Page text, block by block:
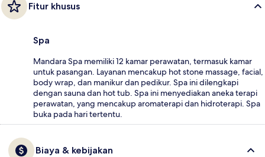
Fitur khusus
Spa
Mandara Spa memiliki 12 kamar perawatan, termasuk kamar
untuk pasangan. Layanan mencakup hot stone massage, facial,
body wrap, dan manikur dan pedikur. Spa ini dilengkapi
dengan sauna dan hot tub. Spa ini menyediakan aneka terapi
perawatan, yang mencakup aromaterapi dan hidroterapi. Spa
buka pada hari tertentu.
Biaya & kebijakan